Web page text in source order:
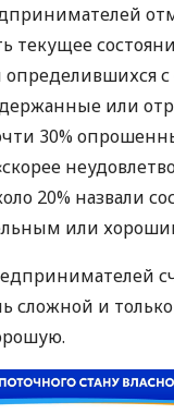
текущее
определившихся
или
30%
20% назвали
или
сложной и